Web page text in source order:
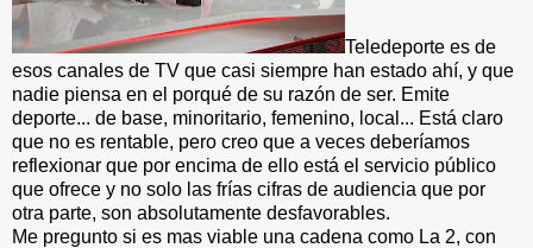
Teledeporte es de
esos canales de TV que casi siempre han estado ahí, y que
nadie piensa en el porqué de su razón de ser. Emite
deporte... de base, minoritario, femenino, local... Está claro
que no es rentable, pero creo que a veces deberíamos
reflexionar que por encima de ello está el servicio público
que ofrece y no solo las frías cifras de audiencia que por
otra parte, son absolutamente desfavorables.
Me pregunto si es mas viable una cadena como La 2, con